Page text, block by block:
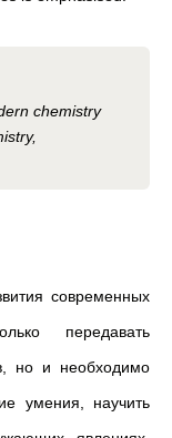
chemistry
современных
передавать
но и необходимо
умения, научить